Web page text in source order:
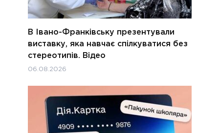
В Івано-Франківську презентували
виставку, яка навчає спілкуватися без
стереотипів. Відео
06.08.2026